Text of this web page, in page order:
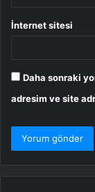
İnternet sitesi
Daha sonraki
adresim ve site